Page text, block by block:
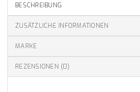
BESCHREIBUNG
ZUSÄTZLICHE INFORMATIONEN
MARKE
REZENSIONEN (0)